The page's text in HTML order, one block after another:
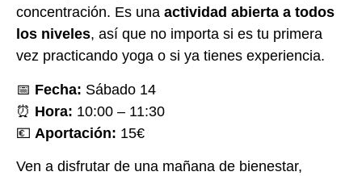
concentración. Es una actividad abierta a todos
los niveles, así que no importa si es tu primera
vez practicando yoga o si ya tienes experiencia.
📅 Fecha: Sábado 14
⏰ Hora: 10:00 – 11:30
💶 Aportación: 15€
Ven a disfrutar de una mañana de bienestar,